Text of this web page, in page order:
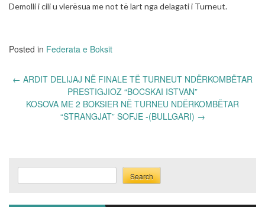
Demolli i cili u vlerësua me not të lart nga delagati i Turneut.
Posted in Federata e Boksit
Post
← ARDIT DELIJAJ NË FINALE TË TURNEUT NDËRKOMBËTAR
PRESTIGJIOZ “BOCSKAI ISTVAN”
KOSOVA ME 2 BOKSIER NË TURNEU NDËRKOMBËTAR
“STRANGJAT” SOFJE -(BULLGARI) →
Search